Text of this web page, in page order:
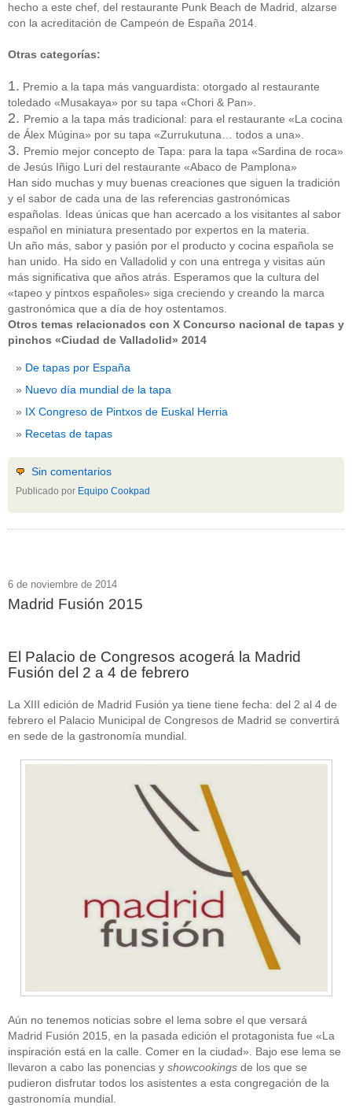
hecho a este chef, del restaurante Punk Beach de Madrid, alzarse
con la acreditación de Campeón de España 2014.
Otras categorías:
1. Premio a la tapa más vanguardista: otorgado al restaurante
toledado «Musakaya» por su tapa «Chori & Pan».
2. Premio a la tapa más tradicional: para el restaurante «La cocina
de Álex Múgina» por su tapa «Zurrukutuna… todos a una».
3. Premio mejor concepto de Tapa: para la tapa «Sardina de roca»
de Jesús Iñigo Luri del restaurante «Abaco de Pamplona»
Han sido muchas y muy buenas creaciones que siguen la tradición
y el sabor de cada una de las referencias gastronómicas
españolas. Ideas únicas que han acercado a los visitantes al sabor
español en miniatura presentado por expertos en la materia.
Un año más, sabor y pasión por el producto y cocina española se
han unido. Ha sido en Valladolid y con una entrega y visitas aún
más significativa que años atrás. Esperamos que la cultura del
«tapeo y pintxos españoles» siga creciendo y creando la marca
gastronómica que a día de hoy ostentamos.
Otros temas relacionados con X Concurso nacional de tapas y
pinchos «Ciudad de Valladolid» 2014
De tapas por España
Nuevo día mundial de la tapa
IX Congreso de Pintxos de Euskal Herria
Recetas de tapas
Sin comentarios
Publicado por Equipo Cookpad
6 de noviembre de 2014
Madrid Fusión 2015
El Palacio de Congresos acogerá la Madrid
Fusión del 2 a 4 de febrero
La XIII edición de Madrid Fusión ya tiene tiene fecha: del 2 al 4 de
febrero el Palacio Municipal de Congresos de Madrid se convertirá
en sede de la gastronomía mundial.
Aún no tenemos noticias sobre el lema sobre el que versará
Madrid Fusión 2015, en la pasada edición el protagonista fue «La
inspiración está en la calle. Comer en la ciudad». Bajo ese lema se
llevaron a cabo las ponencias y showcookings de los que se
pudieron disfrutar todos los asistentes a esta congregación de la
gastronomía mundial.